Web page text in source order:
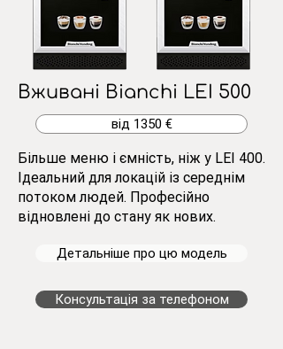
Вживані Bianchi LEI 500
від 1350 €
Більше меню і ємність, ніж у LEI 400.
Ідеальний для локацій із середнім
потоком людей. Професійно
відновлені до стану як нових.
Детальніше про цю модель
Консультація за телефоном